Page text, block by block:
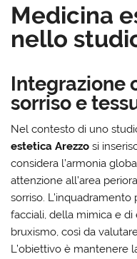
Medicina
nello
Integrazione
sorriso e
Nel contesto di uno
estetica Arezzo si
considera l’armonia
attenzione all’area
sorriso.
facciali, della mimica e
bruxismo, così da
L’obiettivo è mantenere